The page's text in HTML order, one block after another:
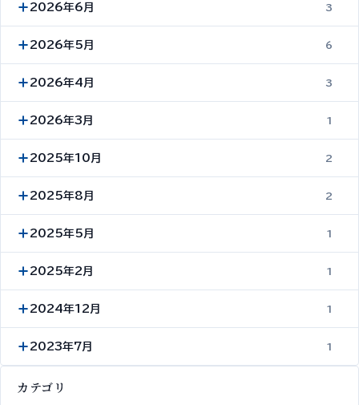
2026年6月 3
2026年5月 6
2026年4月 3
2026年3月 1
2025年10月 2
2025年8月 2
2025年5月 1
2025年2月 1
2024年12月 1
2023年7月 1
カテゴリ